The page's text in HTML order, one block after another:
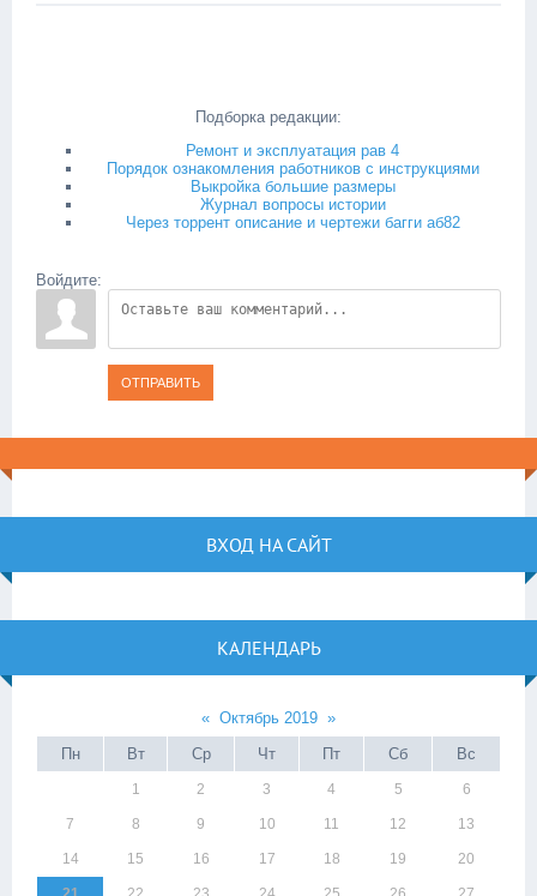
Подборка редакции:
Ремонт и эксплуатация рав 4
Порядок ознакомления работников с инструкциями
Выкройка большие размеры
Журнал вопросы истории
Через торрент описание и чертежи багги аб82
Войдите:
ОТПРАВИТЬ
ВХОД НА САЙТ
КАЛЕНДАРЬ
« Октябрь 2019 »
Пн
Вт Ср Чт Пт Сб Вс
1 2 3 4 5 6
7 8 9 10 11 12 13
14 15 16 17 18 19 20